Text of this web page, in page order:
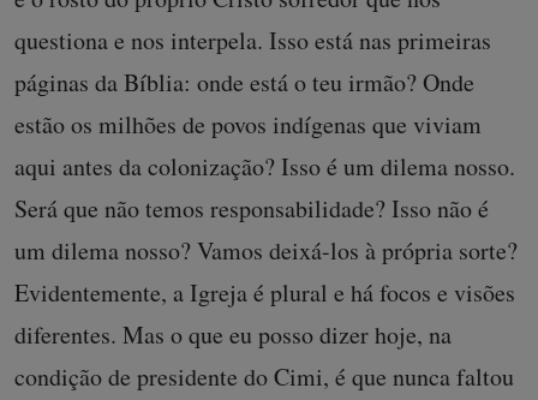
questiona e nos interpela. Isso está nas primeiras
páginas da Bíblia: onde está o teu irmão? Onde
estão os milhões de povos indígenas que viviam
aqui antes da colonização? Isso é um dilema nosso.
Será que não temos responsabilidade? Isso não é
um dilema nosso? Vamos deixá-los à própria sorte?
Evidentemente, a Igreja é plural e há focos e visões
diferentes. Mas o que eu posso dizer hoje, na
condição de presidente do Cimi, é que nunca faltou